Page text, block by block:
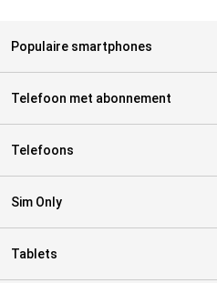
Populaire smartphones
Telefoon met abonnement
Telefoons
Sim Only
Tablets